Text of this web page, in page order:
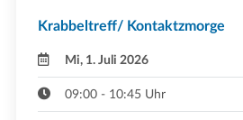
Krabbeltreff/ Kontaktzmorge
Mi, 1. Juli 2026
09:00 - 10:45 Uhr